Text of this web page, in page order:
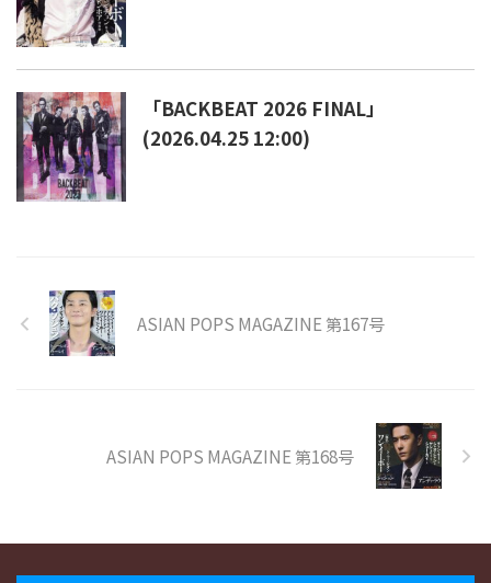
「BACKBEAT 2026 FINAL」
(2026.04.25 12:00)
ASIAN POPS MAGAZINE 第167号
ASIAN POPS MAGAZINE 第168号